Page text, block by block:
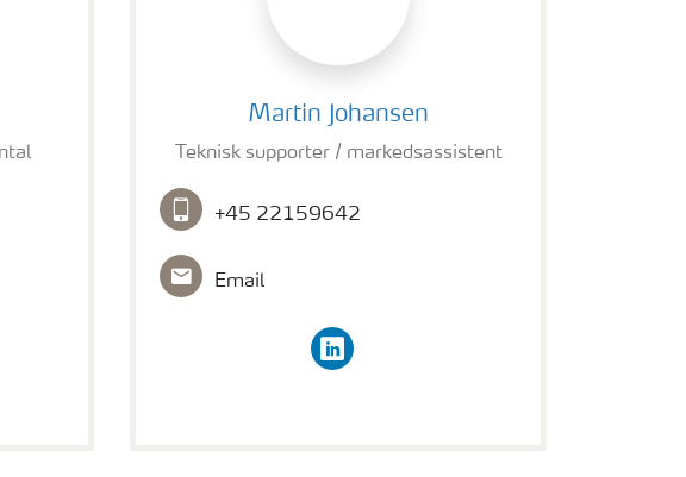
Martin Johansen
Teknisk supporter / markedsassistent
+45 22159642
Email
linkedin